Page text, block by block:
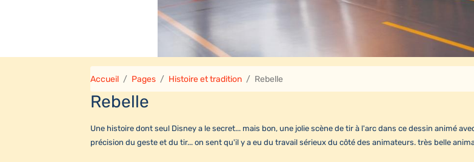
Accueil Pages Histoire et tradition Rebelle
Rebelle
Une histoire dont seul Disney a le secret... mais bon, une jolie scène de tir à l'arc dans ce dessin animé
précision du geste et du tir... on sent qu'il y a eu du travail sérieux du côté des animateurs. très belle